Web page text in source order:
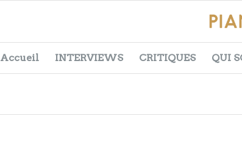
Accueil INTERVIEWS CRITIQUES QUI